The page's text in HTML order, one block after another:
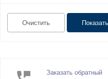
Заказать обратный